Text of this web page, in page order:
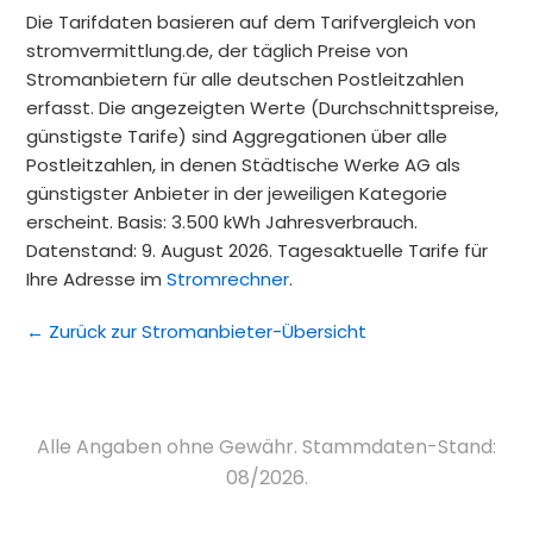
Die Tarifdaten basieren auf dem Tarifvergleich von
stromvermittlung.de, der täglich Preise von
Stromanbietern für alle deutschen Postleitzahlen
erfasst. Die angezeigten Werte (Durchschnittspreise,
günstigste Tarife) sind Aggregationen über alle
Postleitzahlen, in denen Städtische Werke AG als
günstigster Anbieter in der jeweiligen Kategorie
erscheint. Basis: 3.500 kWh Jahresverbrauch.
Datenstand: 9. August 2026. Tagesaktuelle Tarife für
Ihre Adresse imStromrechner.
← Zurück zur Stromanbieter-Übersicht
Alle Angaben ohne Gewähr. Stammdaten-Stand:
08/2026.